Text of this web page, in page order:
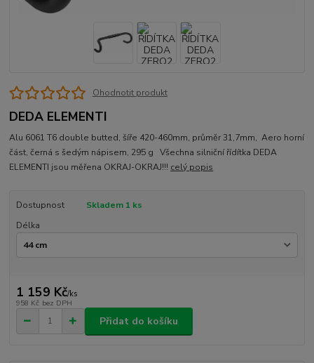
Ohodnotit produkt
DEDA ELEMENTI
Alu 6061 T6 double butted, šíře 420-460mm, průměr 31,7mm, Aero horní
část, černá s šedým nápisem, 295 g Všechna silniční řídítka DEDA
ELEMENTI jsou měřena OKRAJ-OKRAJ!!! celý popis
Dostupnost
Skladem 1 ks
Délka
1 159 Kč/ks
958 Kč bez DPH
Přidat do košíku